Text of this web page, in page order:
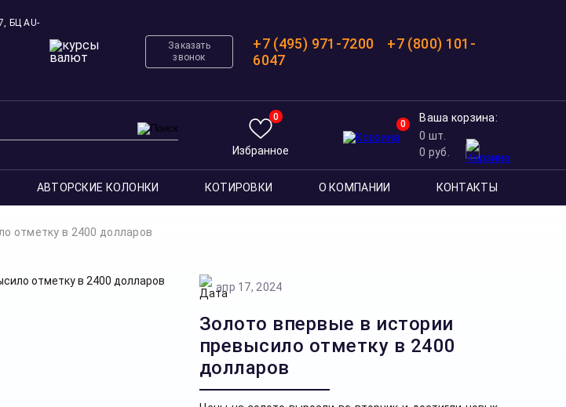
БЦ AU-
Заказать
звонок
+7 (495) 971-7200
+7 (800) 101-
6047
0
Избранное
0
Ваша корзина:
0 шт.
0 руб.
АВТОРСКИЕ КОЛОНКИ КОТИРОВКИ О КОМПАНИИ КОНТАКТЫ
отметку в 2400 долларов
апр 17, 2024
Золото впервые в истории
превысило отметку в 2400
долларов